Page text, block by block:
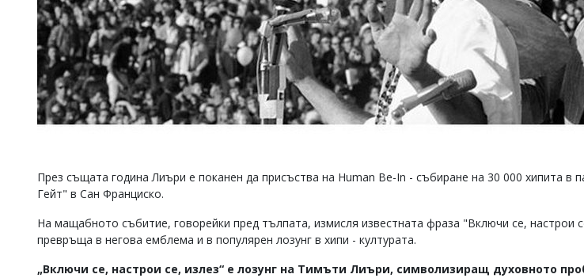
През същата година Лиъри е поканен да присъства на Human Be-In - събиране на 30 000 хипита в
Гейт" в Сан Франциско.
На мащабното събитие, говорейки пред тълпата, измисля известната фраза "Включи се, настрои
превръща в негова емблема и в популярен лозунг в хипи - културата.
„Включи се, настрои се, излез“ е лозунг на Тимъти Лиъри, символизиращ духовното